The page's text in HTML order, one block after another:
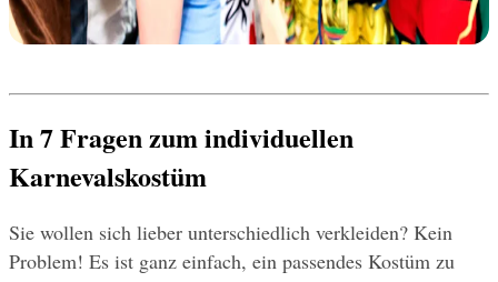
In 7 Fragen zum individuellen
Karnevalskostüm
Sie wollen sich lieber unterschiedlich verkleiden? Kein
Problem! Es ist ganz einfach, ein passendes Kostüm zu